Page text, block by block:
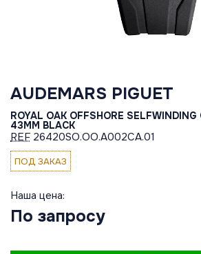
AUDEMARS PIGUET
ROYAL OAK OFFSHORE SELFWINDING
43MM BLACK
REF 26420SO.OO.A002CA.01
ПОД ЗАКАЗ
Наша цена:
По запросу